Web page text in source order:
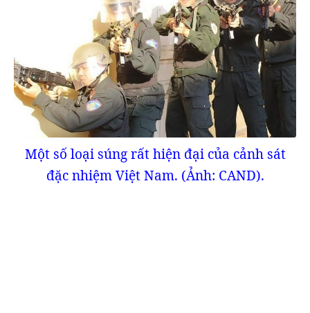
Một số loại súng rất hiện đại của cảnh sát
đặc nhiệm Việt Nam. (Ảnh: CAND).